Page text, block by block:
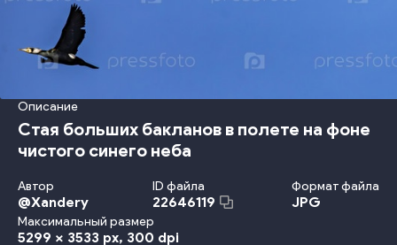
Описание
Стая больших бакланов в полете на фоне
чистого синего неба
Автор
@Xandery
ID файла
22646119
Формат файла
JPG
Максимальный размер
5299 x 3533 px, 300 dpi